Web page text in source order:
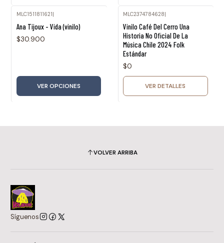
MLC1511811621
Ana Tijoux - Vida (vinilo)
$30.900
VER OPCIONES
MLC2374784628
Vinilo Café Del Cerro Una
Historia No Oficial De La
Música Chile 2024 Folk
Estándar
$0
VER DETALLES
VOLVER ARRIBA
Síguenos